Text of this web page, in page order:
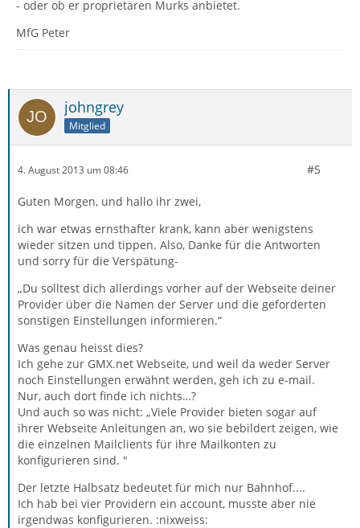
- oder ob er proprietären Murks anbietet.
MfG Peter
johngrey
Mitglied
4. August 2013 um 08:46 #5
Guten Morgen, und hallo ihr zwei,
ich war etwas ernsthafter krank, kann aber wenigstens
wieder sitzen und tippen. Also, Danke für die Antworten
und sorry für die Verspätung-
„Du solltest dich allerdings vorher auf der Webseite deiner
Provider über die Namen der Server und die geforderten
sonstigen Einstellungen informieren.“
Was genau heisst dies?
Ich gehe zur GMX.net Webseite, und weil da weder Server
noch Einstellungen erwähnt werden, geh ich zu e-mail.
Nur, auch dort finde ich nichts…?
Und auch so was nicht: „Viele Provider bieten sogar auf
ihrer Webseite Anleitungen an, wo sie bebildert zeigen, wie
die einzelnen Mailclients für ihre Mailkonten zu
konfigurieren sind. "
Der letzte Halbsatz bedeutet für mich nur Bahnhof....
Ich hab bei vier Providern ein account, musste aber nie
irgendwas konfigurieren. :nixweiss: